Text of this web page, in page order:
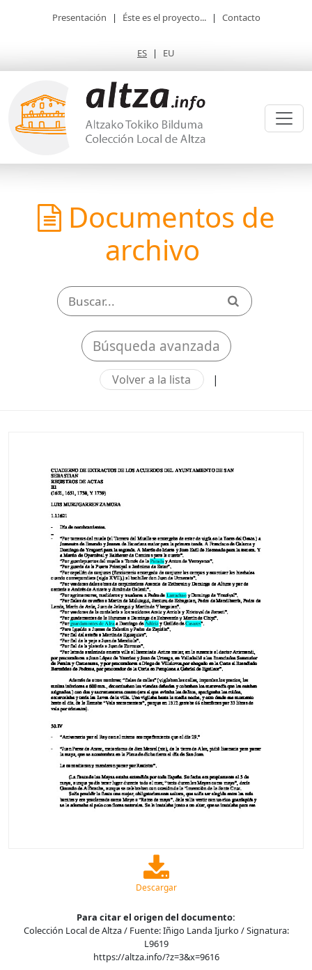
Presentación | Éste es el proyecto... | Contacto
ES | EU
Documentos de
archivo
Búsqueda avanzada
Volver a la lista |
Descargar
Para citar el origen del documento:
Colección Local de Altza / Fuente: Iñigo Landa Ijurko / Signatura:
L9619
https://altza.info/?z=3&x=9616